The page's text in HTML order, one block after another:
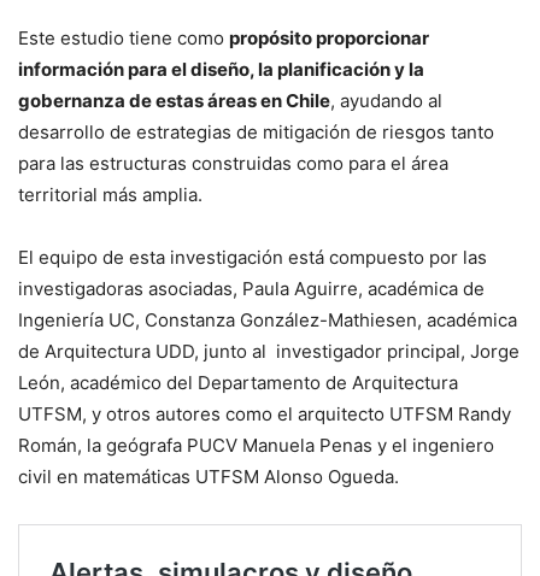
Este estudio tiene como propósito proporcionar
información para el diseño, la planificación y la
gobernanza de estas áreas en Chile, ayudando al
desarrollo de estrategias de mitigación de riesgos tanto
para las estructuras construidas como para el área
territorial más amplia.
El equipo de esta investigación está compuesto por las
investigadoras asociadas, Paula Aguirre, académica de
Ingeniería UC, Constanza González-Mathiesen, académica
de Arquitectura UDD, junto al investigador principal, Jorge
León, académico del Departamento de Arquitectura
UTFSM, y otros autores como el arquitecto UTFSM Randy
Román, la geógrafa PUCV Manuela Penas y el ingeniero
civil en matemáticas UTFSM Alonso Ogueda.